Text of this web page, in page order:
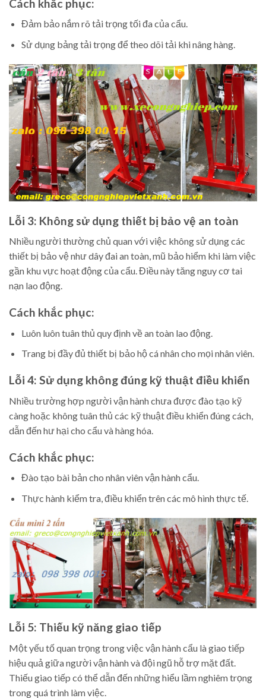
Cách khắc phục:
Đảm bảo nắm rõ tải trọng tối đa của cẩu.
Sử dụng bảng tải trọng để theo dõi tải khi nâng hàng.
Lỗi 3: Không sử dụng thiết bị bảo vệ an toàn
Nhiều người thường chủ quan với việc không sử dụng các
thiết bị bảo vệ như dây đai an toàn, mũ bảo hiểm khi làm việc
gần khu vực hoạt động của cẩu. Điều này tăng nguy cơ tai
nạn lao động.
Cách khắc phục:
Luôn luôn tuân thủ quy định về an toàn lao động.
Trang bị đầy đủ thiết bị bảo hộ cá nhân cho mọi nhân viên.
Lỗi 4: Sử dụng không đúng kỹ thuật điều khiển
Nhiều trường hợp người vận hành chưa được đào tạo kỹ
càng hoặc không tuân thủ các kỹ thuật điều khiển đúng cách,
dẫn đến hư hại cho cẩu và hàng hóa.
Cách khắc phục:
Đào tạo bài bản cho nhân viên vận hành cẩu.
Thực hành kiểm tra, điều khiển trên các mô hình thực tế.
Lỗi 5: Thiếu kỹ năng giao tiếp
Một yếu tố quan trọng trong việc vận hành cẩu là giao tiếp
hiệu quả giữa người vận hành và đội ngũ hỗ trợ mặt đất.
Thiếu giao tiếp có thể dẫn đến những hiểu lầm nghiêm trọng
trong quá trình làm việc.